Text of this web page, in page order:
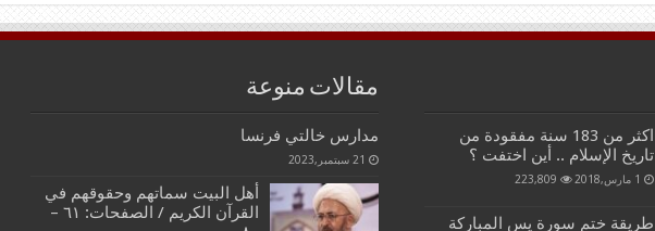
اكثر من 183 سنة مفقودة من
تاريخ الإسلام .. أين اختفت ؟
1 مارس,2018 223,809
طريقة ختم سورة يس المباركة
مقالات منوعة
مدارس خالتي فرنسا
21 سبتمبر,2023
أهل البيت سماتهم وحقوقهم في
القرآن الكريم / الصفحات: ٦١ –